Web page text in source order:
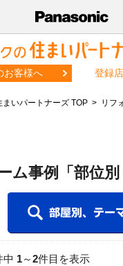
お客様へ 登録
いパートナーズ TOP リフ
ム事例「部位
中 1～2件目を表示